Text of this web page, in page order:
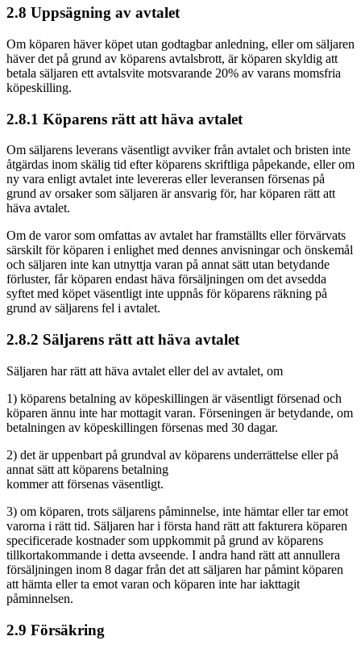
2.8 Uppsägning av avtalet
Om köparen häver köpet utan godtagbar anledning, eller om säljaren
häver det på grund av köparens avtalsbrott, är köparen skyldig att
betala säljaren ett avtalsvite motsvarande 20% av varans momsfria
köpeskilling.
2.8.1 Köparens rätt att häva avtalet
Om säljarens leverans väsentligt avviker från avtalet och bristen inte
åtgärdas inom skälig tid efter köparens skriftliga påpekande, eller om
ny vara enligt avtalet inte levereras eller leveransen försenas på
grund av orsaker som säljaren är ansvarig för, har köparen rätt att
häva avtalet.
Om de varor som omfattas av avtalet har framställts eller förvärvats
särskilt för köparen i enlighet med dennes anvisningar och önskemål
och säljaren inte kan utnyttja varan på annat sätt utan betydande
förluster, får köparen endast häva försäljningen om det avsedda
syftet med köpet väsentligt inte uppnås för köparens räkning på
grund av säljarens fel i avtalet.
2.8.2 Säljarens rätt att häva avtalet
Säljaren har rätt att häva avtalet eller del av avtalet, om
1) köparens betalning av köpeskillingen är väsentligt försenad och
köparen ännu inte har mottagit varan. Förseningen är betydande, om
betalningen av köpeskillingen försenas med 30 dagar.
2) det är uppenbart på grundval av köparens underrättelse eller på
annat sätt att köparens betalning
kommer att försenas väsentligt.
3) om köparen, trots säljarens påminnelse, inte hämtar eller tar emot
varorna i rätt tid. Säljaren har i första hand rätt att fakturera köparen
specificerade kostnader som uppkommit på grund av köparens
tillkortakommande i detta avseende. I andra hand rätt att annullera
försäljningen inom 8 dagar från det att säljaren har påmint köparen
att hämta eller ta emot varan och köparen inte har iakttagit
påminnelsen.
2.9 Försäkring